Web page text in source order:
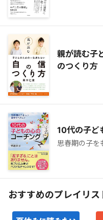
親が読む子
のつくり方
10代の子ど
思春期の子を
おすすめのプレイリス